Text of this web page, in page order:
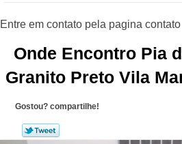
Onde Encontro Pia
Granito Preto Vila
Gostou? compartilhe!